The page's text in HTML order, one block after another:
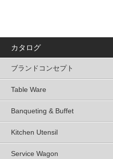
カタログ
ブランドコンセプト
Table Ware
Banqueting & Buffet
Kitchen Utensil
Service Wagon